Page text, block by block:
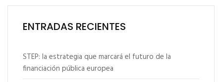
ENTRADAS RECIENTES
STEP: la estrategia que marcará el futuro de la
financiación pública europea